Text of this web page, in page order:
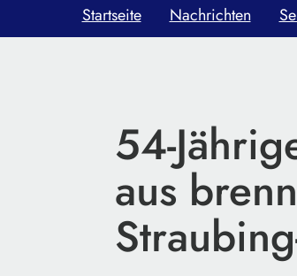
Startseite Nachrichten
54-
aus